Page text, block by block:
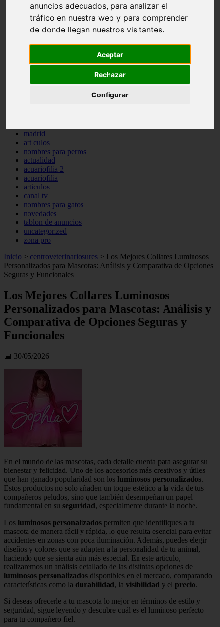
anuncios adecuados, para analizar el
tráfico en nuestra web y para comprender
de donde llegan nuestros visitantes.
Aceptar
Rechazar
Configurar
comercios
estanques
viajar
cr a
especies invasoras
madrid
art culos
nombres para perros
actualidad
acuariofilia 2
acuariofilia
articulos
canal tv
nombres para gatos
novedades
tablon de anuncios
uncategorized
zona pro
Inicio > centroveterinariosures > Los Mejores Collares Luminosos
Personalizados para Mascotas: Análisis y Comparativa de Opciones
Seguras y Funcionales
Los Mejores Collares Luminosos
Personalizados para Mascotas: Análisis y
Comparativa de Opciones Seguras y
Funcionales
📅 30/05/2026
En el mundo de las mascotas, cada detalle cuenta para asegurar su
bienestar y felicidad. Uno de los accesorios más creativos y útiles
que han ganado popularidad son los luminosos personalizados.
Estos productos no solo añaden un toque estético a la vida de tus
compañeros peludos, sino que también desempeñan un papel
fundamental en su seguridad, especialmente durante la noche.
Los luminosos personalizados permiten que identifiques a tu
mascota de manera fácil y rápida, lo que resulta esencial para evitar
accidentes en zonas con poca iluminación. Además, puedes elegir
diseños y colores que se adapten a la personalidad de tu animal,
haciendo que se sienta aún más especial. En este artículo,
realizaremos un análisis detallado de las distintas opciones de
luminosos personalizados disponibles en el mercado, comparando
características como la durabilidad, la visibilidad y el precio.
Si deseas ofrecerle a tu mascota lo mejor en términos de estilo y
seguridad, sigue leyendo y descubre cuál es el luminoso perfecto
para tu compañero fiel.